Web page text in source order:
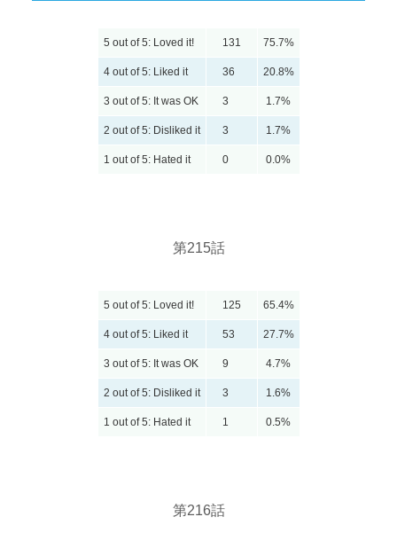
5 out of 5: Loved it! 131 75.7%
4 out of 5: Liked it 36 20.8%
3 out of 5: It was OK 3 1.7%
2 out of 5: Disliked it 3 1.7%
1 out of 5: Hated it 0 0.0%
第215話
5 out of 5: Loved it! 125 65.4%
4 out of 5: Liked it 53 27.7%
3 out of 5: It was OK 9 4.7%
2 out of 5: Disliked it 3 1.6%
1 out of 5: Hated it 1 0.5%
第216話